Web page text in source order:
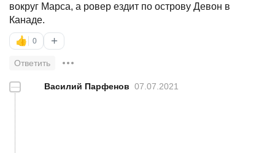
вокруг Марса, а ровер ездит по острову Девон в
Канаде.
👍 0 +
Ответить
— Василий Парфенов 07.07.2021